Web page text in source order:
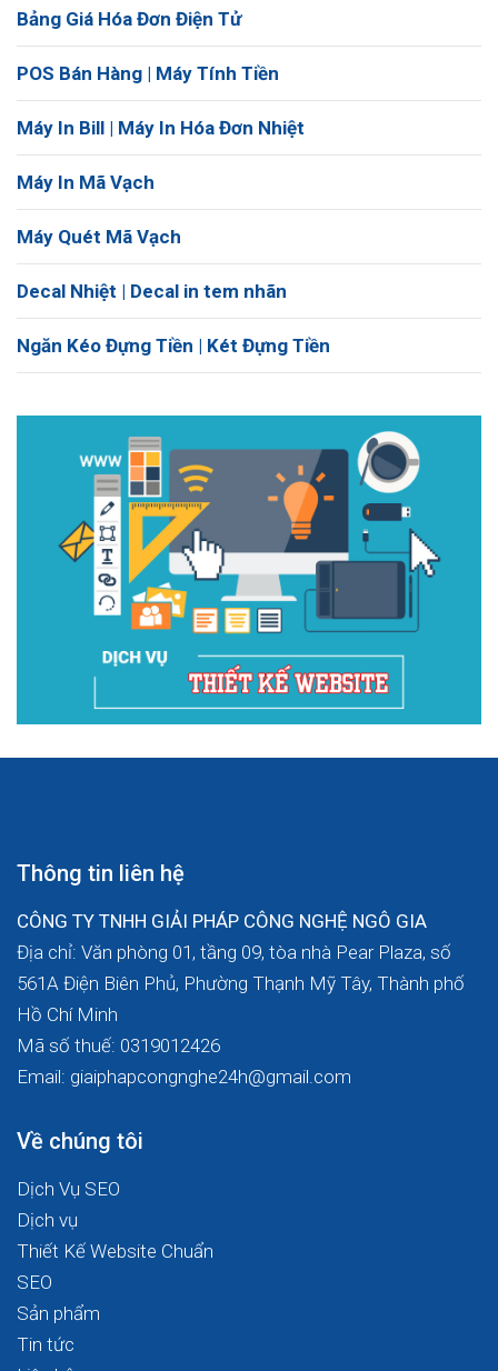
Bảng Giá Hóa Đơn Điện Tử
POS Bán Hàng | Máy Tính Tiền
Máy In Bill | Máy In Hóa Đơn Nhiệt
Máy In Mã Vạch
Máy Quét Mã Vạch
Decal Nhiệt | Decal in tem nhãn
Ngăn Kéo Đựng Tiền | Két Đựng Tiền
Thông tin liên hệ
CÔNG TY TNHH GIẢI PHÁP CÔNG NGHỆ NGÔ GIA
Địa chỉ: Văn phòng 01, tầng 09, tòa nhà Pear Plaza, số
561A Điện Biên Phủ, Phường Thạnh Mỹ Tây, Thành phố
Hồ Chí Minh
Mã số thuế: 0319012426
Email: giaiphapcongnghe24h@gmail.com
Về chúng tôi
Dịch Vụ SEO
Dịch vụ
Thiết Kế Website Chuẩn
SEO
Sản phẩm
Tin tức